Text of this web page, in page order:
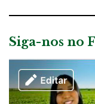
Siga-nos no